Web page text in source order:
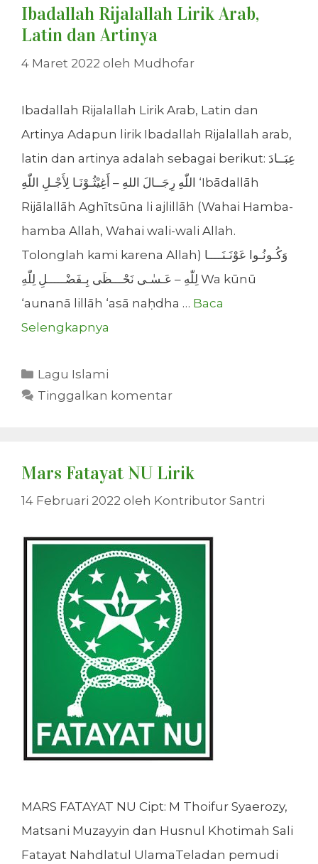
Ibadallah Rijalallah Lirik Arab,
Latin dan Artinya
4 Maret 2022 oleh Mudhofar
Ibadallah Rijalallah Lirik Arab, Latin dan
Artinya Adapun lirik Ibadallah Rijalallah arab,
latin dan artinya adalah sebagai berikut: عِبَــادَ
اللّٰهِ رِجَــالَ اللهِ – أَغِيْثُـوْنَـا لِأَجْـلِ اللّٰهِ ‘Ibādallāh
Rijālallāh Aghītsūna li ajlillāh (Wahai Hamba-
hamba Allah, Wahai wali-wali Allah.
Tolonglah kami karena Allah) وَكُـونُـوا عَوْنَـنَــــا
لِلّٰهِ – عَـسٰـى نَحْـــظَى بِـفَضْـــــلِ لِلّٰهِ Wa kūnū
‘aunanā lillāh ‘asā naḥdha … Baca
Selengkapnya
Kategori
Lagu Islami
Tinggalkan komentar
Mars Fatayat NU Lirik
14 Februari 2022 oleh Kontributor Santri
MARS FATAYAT NU Cipt: M Thoifur Syaerozy,
Matsani Muzayyin dan Husnul Khotimah Sali
Fatayat Nahdlatul UlamaTeladan pemudi